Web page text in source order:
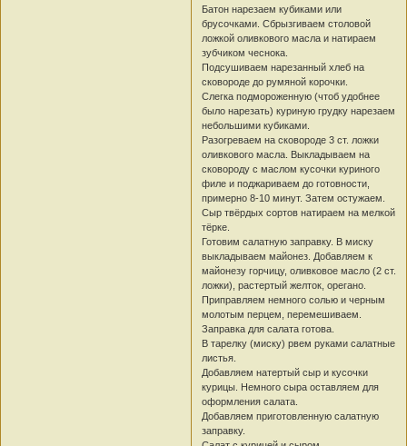
Батон нарезаем кубиками или
брусочками. Сбрызгиваем столовой
ложкой оливкового масла и натираем
зубчиком чеснока.
Подсушиваем нарезанный хлеб на
сковороде до румяной корочки.
Слегка подмороженную (чтоб удобнее
было нарезать) куриную грудку нарезаем
небольшими кубиками.
Разогреваем на сковороде 3 ст. ложки
оливкового масла. Выкладываем на
сковороду с маслом кусочки куриного
филе и поджариваем до готовности,
примерно 8-10 минут. Затем остужаем.
Сыр твёрдых сортов натираем на мелкой
тёрке.
Готовим салатную заправку. В миску
выкладываем майонез. Добавляем к
майонезу горчицу, оливковое масло (2 ст.
ложки), растертый желток, орегано.
Приправляем немного солью и черным
молотым перцем, перемешиваем.
Заправка для салата готова.
В тарелку (миску) рвем руками салатные
листья.
Добавляем натертый сыр и кусочки
курицы. Немного сыра оставляем для
оформления салата.
Добавляем приготовленную салатную
заправку.